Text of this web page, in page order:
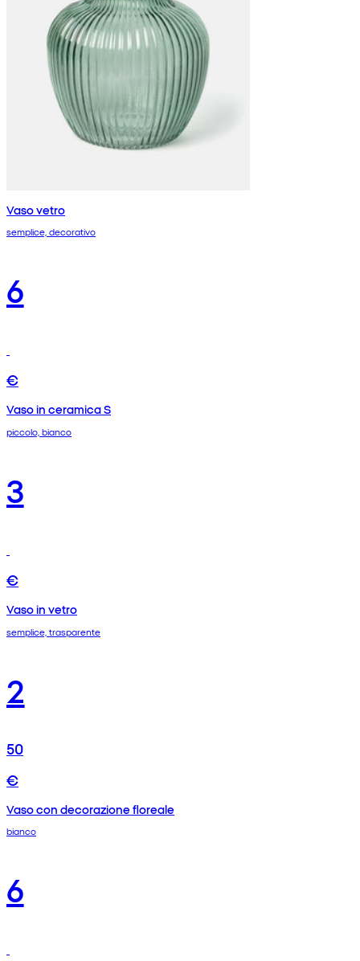
Vaso vetro
semplice, decorativo
6
€
Vaso in ceramica S
piccolo, bianco
3
€
Vaso in vetro
semplice, trasparente
2
50
€
Vaso con decorazione floreale
bianco
6